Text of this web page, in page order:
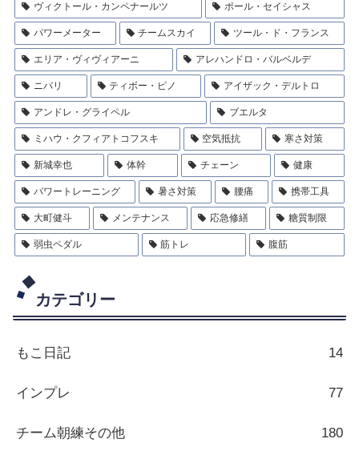
ヴィクトール・カンペナールツ ポール・セイシャス
パワーメーター チームスカイ ツール・ド・フランス
エリア・ヴィヴィアーニ アレハンドロ・バルベルデ
ニバリ ティボー・ピノ アイザック・デルトロ
アンドレ・グライペル ブエルタ
ミハウ・クフィアトコフスキ 空気抵抗 寒さ対策
新城幸也 体幹 チェーン 健康
パワートレーニング 暑さ対策 腰痛 携帯工具
大町健斗 メンテナンス 応急修繕 糖質制限
弱虫ペダル 筋トレ 腹筋
カテゴリー
もこ日記 14
インプレ 77
チーム朝練その他 180